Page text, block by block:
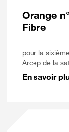
Orange
Fibre
pour la
Arcep de la
En savoir